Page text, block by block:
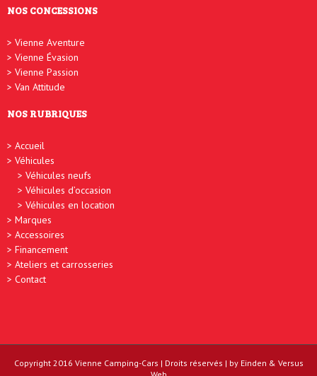
NOS CONCESSIONS
Vienne Aventure
Vienne Évasion
Vienne Passion
Van Attitude
NOS RUBRIQUES
Accueil
Véhicules
Véhicules neufs
Véhicules d’occasion
Véhicules en location
Marques
Accessoires
Financement
Ateliers et carrosseries
Contact
Copyright 2016 Vienne Camping-Cars | Droits réservés | by Einden & Versus